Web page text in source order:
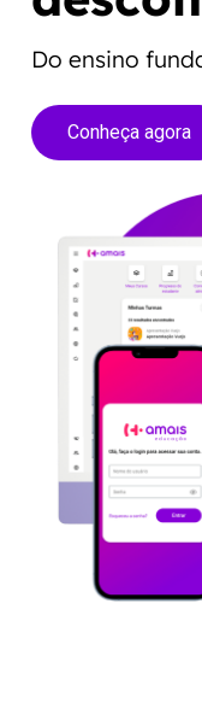
Do ensino
Conheça agora